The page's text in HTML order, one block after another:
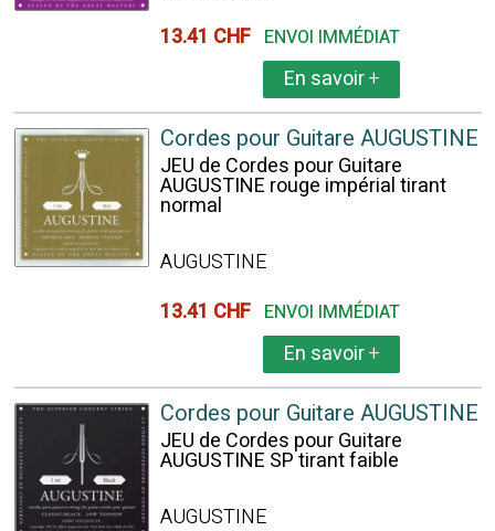
13.41 CHF ENVOI IMMÉDIAT
En savoir+
Cordes pour Guitare AUGUSTINE
JEU de Cordes pour Guitare
AUGUSTINE rouge impérial tirant
normal
AUGUSTINE
13.41 CHF ENVOI IMMÉDIAT
En savoir+
Cordes pour Guitare AUGUSTINE
JEU de Cordes pour Guitare
AUGUSTINE SP tirant faible
AUGUSTINE